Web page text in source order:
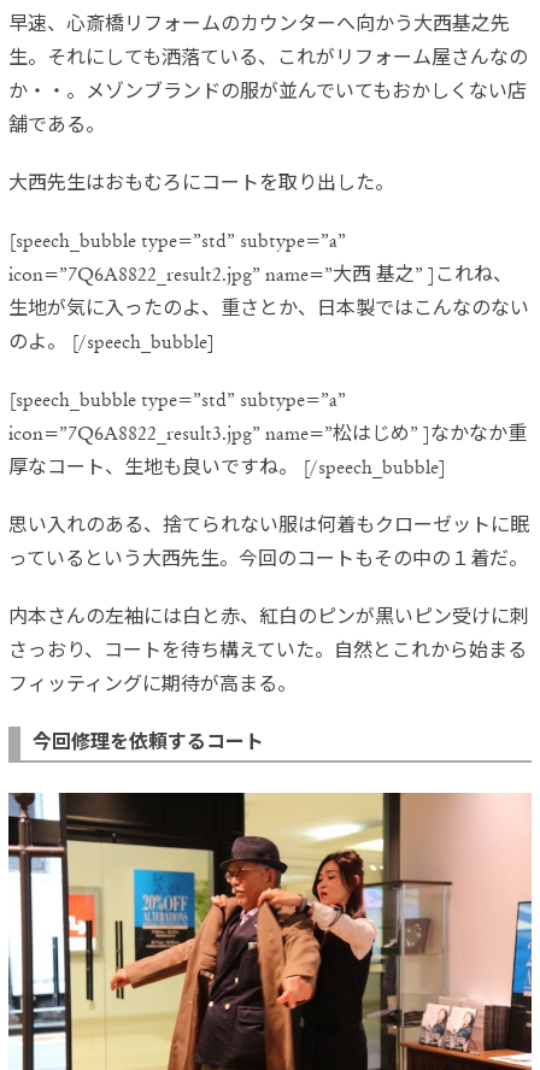
早速、心斎橋リフォームのカウンターへ向かう大西基之先
生。それにしても洒落ている、これがリフォーム屋さんなの
か・・。メゾンブランドの服が並んでいてもおかしくない店
舗である。
大西先生はおもむろにコートを取り出した。
[speech_bubble type=”std” subtype=”a”
icon=”7Q6A8822_result2.jpg” name=”大西 基之” ]これね、
生地が気に入ったのよ、重さとか、日本製ではこんなのない
のよ。 [/speech_bubble]
[speech_bubble type=”std” subtype=”a”
icon=”7Q6A8822_result3.jpg” name=”松はじめ” ]なかなか重
厚なコート、生地も良いですね。 [/speech_bubble]
思い入れのある、捨てられない服は何着もクローゼットに眠
っているという大西先生。今回のコートもその中の１着だ。
内本さんの左袖には白と赤、紅白のピンが黒いピン受けに刺
さっおり、コートを待ち構えていた。自然とこれから始まる
フィッティングに期待が高まる。
今回修理を依頼するコート